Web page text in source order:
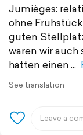
Jumièges:
ohne
guten
waren wir
hatten einen
See translation